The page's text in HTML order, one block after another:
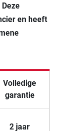
en heeft
Volledige
garantie
2 jaar